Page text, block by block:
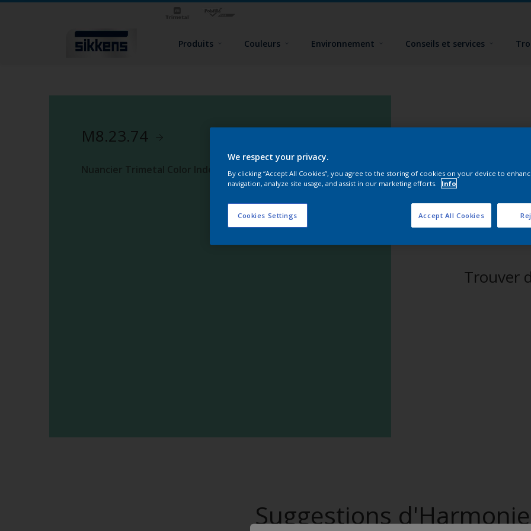
Produits Couleurs Environnement Conseils et services
M8.23.74
Trouver
Suggestions
We respect your privacy.
By clicking “Accept All Cookies”, you agree to the storing of cookies on your device to
navigation, analyze site usage, and assist in our marketing efforts.
Info
Cookies Settings Accept All Cookies